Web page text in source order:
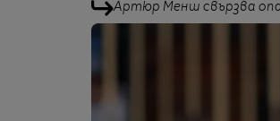
Артюр Менш свързва